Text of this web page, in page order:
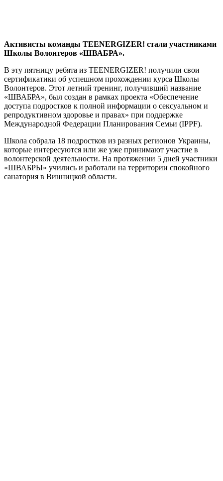
Активисты команды TEENERGIZER! стали участниками
Школы Волонтеров «ШВАБРА».
В эту пятницу ребята из TEENERGIZER! получили свои
сертификатики об успешном прохождении курса Школы
Волонтеров. Этот летний тренинг, получивший название
«ШВАБРА», был создан в рамках проекта «Обеспечение
доступа подростков к полной информации о сексуальном и
репродуктивном здоровье и правах» при поддержке
Международной Федерации Планирования Семьи (IPPF).
Школа собрала 18 подростков из разных регионов Украины,
которые интересуются или же уже принимают участие в
волонтерской деятельности. На протяжении 5 дней участники
«ШВАБРЫ» учились и работали на территории спокойного
санатория в Винницкой области.